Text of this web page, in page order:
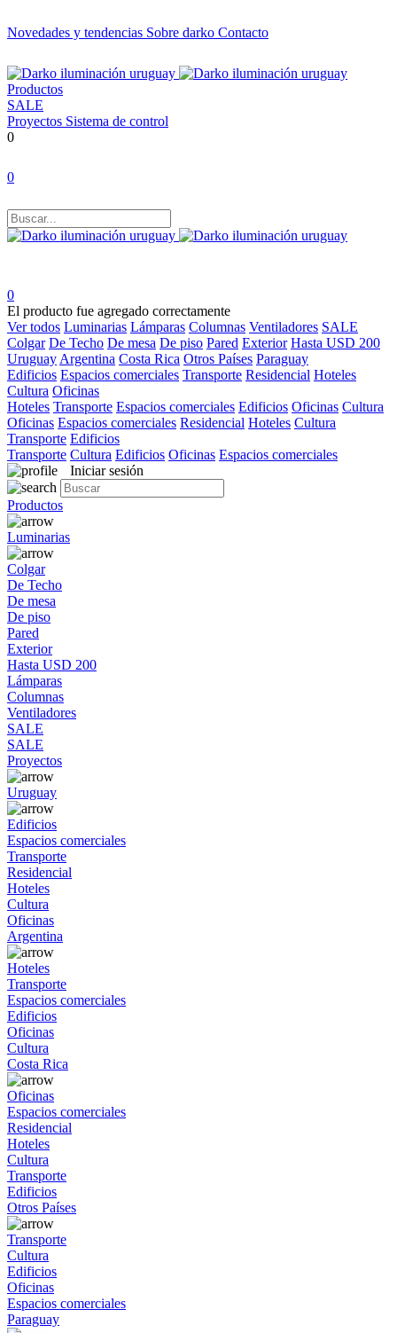
Novedades y tendencias Sobre darko Contacto
Productos
SALE
Proyectos Sistema de control
0
0
0
El producto fue agregado correctamente
Ver todos Luminarias Lámparas Columnas Ventiladores SALE
Colgar De Techo De mesa De piso Pared Exterior Hasta USD 200
Uruguay Argentina Costa Rica Otros Países Paraguay
Edificios Espacios comerciales Transporte Residencial Hoteles
Cultura Oficinas
Hoteles Transporte Espacios comerciales Edificios Oficinas Cultura
Oficinas Espacios comerciales Residencial Hoteles Cultura
Transporte Edificios
Transporte Cultura Edificios Oficinas Espacios comerciales
Iniciar sesión
Productos
Luminarias
Colgar
De Techo
De mesa
De piso
Pared
Exterior
Hasta USD 200
Lámparas
Columnas
Ventiladores
SALE
SALE
Proyectos
Uruguay
Edificios
Espacios comerciales
Transporte
Residencial
Hoteles
Cultura
Oficinas
Argentina
Hoteles
Transporte
Espacios comerciales
Edificios
Oficinas
Cultura
Costa Rica
Oficinas
Espacios comerciales
Residencial
Hoteles
Cultura
Transporte
Edificios
Otros Países
Transporte
Cultura
Edificios
Oficinas
Espacios comerciales
Paraguay